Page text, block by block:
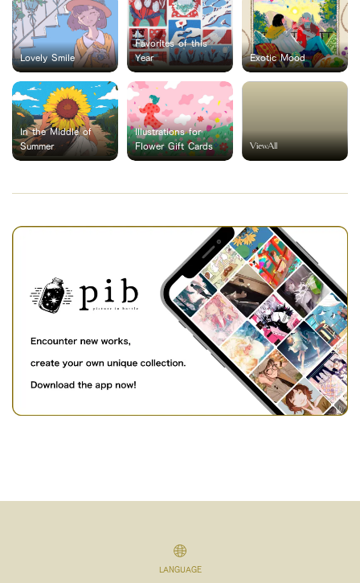
Lovely Smile
Favorites of this
Year
Exotic Mood
In the Middle of
Summer
Illustrations for
Flower Gift Cards
ViewAll
LANGUAGE